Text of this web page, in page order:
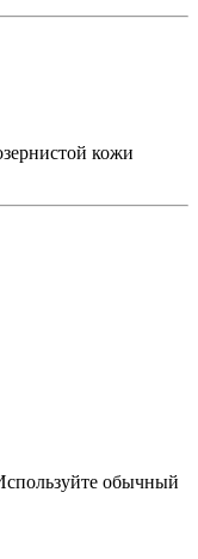
кожи
обычный